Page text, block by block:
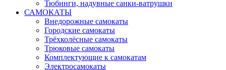
Тюбинги, надувные санки-ватрушки
САМОКАТЫ
Внедорожные самокаты
Городские самокаты
Трёхколёсные самокаты
Трюковые самокаты
Комплектующие к самокатам
Электросамокаты